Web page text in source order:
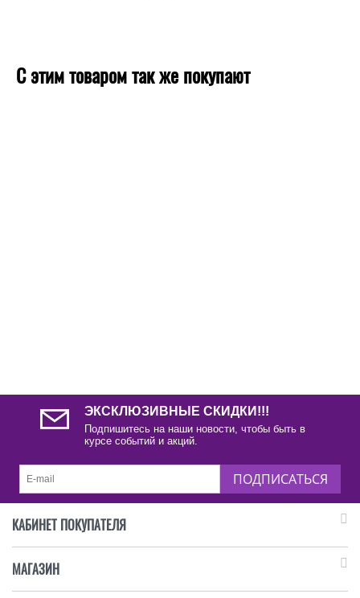
С этим товаром так же покупают
ЭКСКЛЮЗИВНЫЕ СКИДКИ!!!
Подпишитесь на наши новости, чтобы быть в
курсе событий и акций.
ПОДПИСАТЬСЯ
КАБИНЕТ ПОКУПАТЕЛЯ
МАГАЗИН